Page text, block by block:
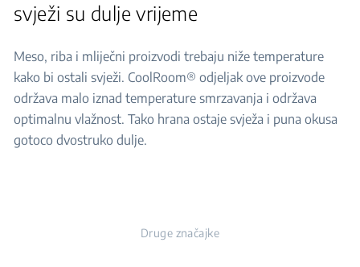
svježi su dulje vrijeme
Meso, riba i mliječni proizvodi trebaju niže temperature
kako bi ostali svježi. CoolRoom® odjeljak ove proizvode
održava malo iznad temperature smrzavanja i održava
optimalnu vlažnost. Tako hrana ostaje svježa i puna okusa
gotoco dvostruko dulje.
Druge značajke